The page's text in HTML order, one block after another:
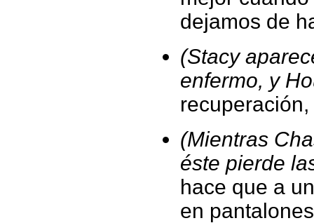
dejamos de
(Stacy
enfermo, y
(Mientras
éste pierde
hace que a
en